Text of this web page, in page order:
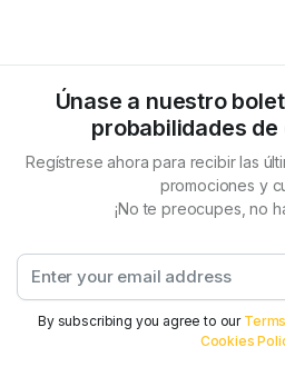
Únase a nuestro
probabilidades
Regístrese ahora para recibir las
promociones y
¡No te preocupes, no
By subscribing you agree to our
Cookies